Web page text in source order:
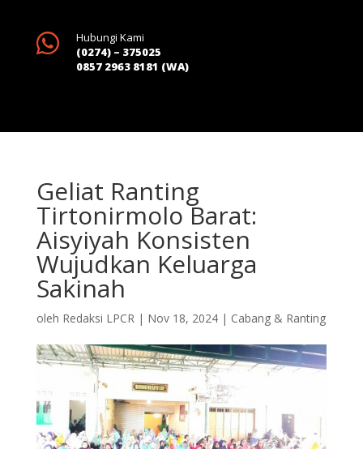

Hubungi Kami
(0274) – 375025
0857 2963 8181 (WA)
Geliat Ranting
Tirtonirmolo Barat:
Aisyiyah Konsisten
Wujudkan Keluarga
Sakinah
oleh Redaksi LPCR| Nov 18, 2024| Cabang & Ranting